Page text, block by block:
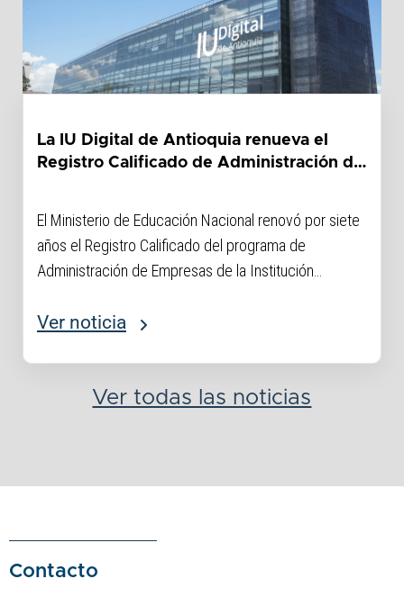
La IU Digital de Antioquia renueva el
Registro Calificado de Administración de
El Ministerio de Educación Nacional renovó por siete
años el Registro Calificado del programa de
Administración de Empresas de la Institución
calidad académica de su propuesta formativa e
Ver noticia
Ver todas las noticias
Contacto